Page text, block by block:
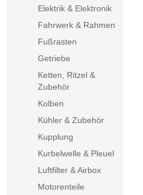
Elektrik & Elektronik
Fahrwerk & Rahmen
Fußrasten
Getriebe
Ketten, Ritzel &
Zubehör
Kolben
Kühler & Zubehör
Kupplung
Kurbelwelle & Pleuel
Luftfilter & Airbox
Motorenteile